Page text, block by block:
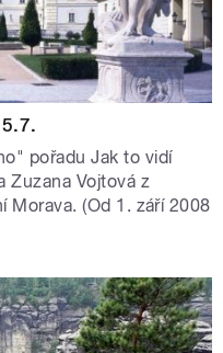
pořadu Jak to vidí
Zuzana Vojtová z
(Od 1. září 2008